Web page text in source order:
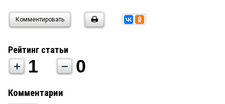
Комментировать
Рейтинг статьи
1 0
Комментарии